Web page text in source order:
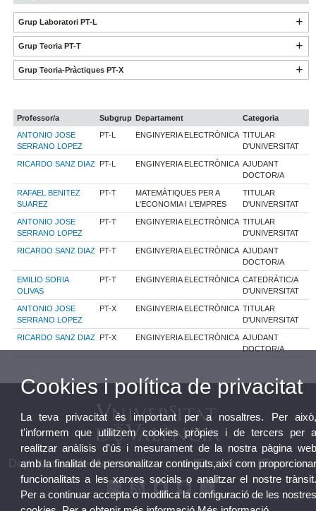
Grup Laboratori PT-L
Grup Teoria PT-T
Grup Teoria-Pràctiques PT-X
Professor/a Subgrup Departament
Categoria
ANTONIO JOSE
SERRANO LOPEZ
PT-L ENGINYERIA ELECTRÒNICA TITULAR
D'UNIVERSITAT
RICARDO SANZ DIAZ PT-L ENGINYERIA ELECTRÒNICA AJUDANT
DOCTOR/A
RAFAEL BENITEZ
SUAREZ
PT-T
MATEMÀTIQUES PER A
L'ECONOMIA I L'EMPRES
TITULAR
D'UNIVERSITAT
ANTONIO JOSE
SERRANO LOPEZ
PT-T ENGINYERIA ELECTRÒNICA TITULAR
D'UNIVERSITAT
RICARDO SANZ DIAZ PT-T ENGINYERIA ELECTRÒNICA AJUDANT
DOCTOR/A
EMILIO SORIA
OLIVAS
PT-T ENGINYERIA ELECTRÒNICA CATEDRÀTIC/A
D'UNIVERSITAT
ANTONIO JOSE
SERRANO LOPEZ
PT-X ENGINYERIA ELECTRÒNICA TITULAR
D'UNIVERSITAT
RICARDO SANZ DIAZ PT-X ENGINYERIA ELECTRÒNICA AJUDANT
DOCTOR/A
Departament de Matemàtiques per a l'Economia i l'Empresa
Cookies i política de privacitat
La teva privacitat és important per a nosaltres. Per
t'informem que utilitzem cookies pròpies i de tercers per
realitzar anàlisis d'ús i mesurament de la nostra pàgina
amb la finalitat de personalitzar continguts,així com
funcionalitats a les xarxes socials o analitzar el nostre
Per a continuar accepta o modifica la configuració de les